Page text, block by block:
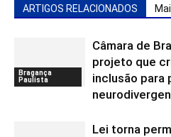
ARTIGOS RELACIONADOS
Bragança
Paulista
Câmara de
projeto que
inclusão para
Lei torna